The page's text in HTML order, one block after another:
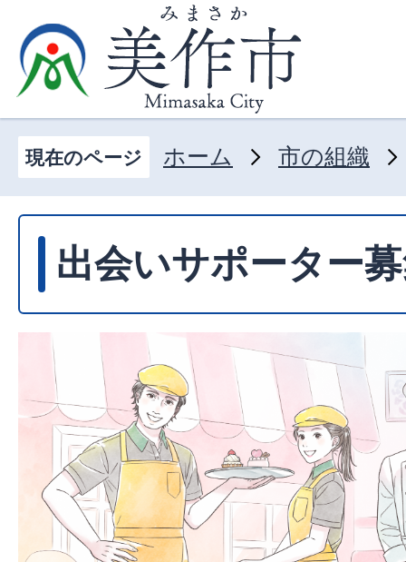
現在のページ ホーム 市の組織
出会いサポーター